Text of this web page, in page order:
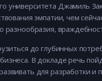
университета Джамиль
эмпатии, чем
разнообразия,
до глубинных
В докладе речь
для разработки и